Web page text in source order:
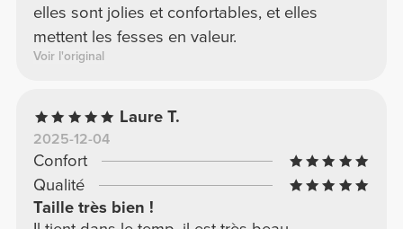
elles sont jolies et confortables, et elles
mettent les fesses en valeur.
Voir l'original
Laure T.
2025-12-04
Confort
Qualité
Taille très bien !